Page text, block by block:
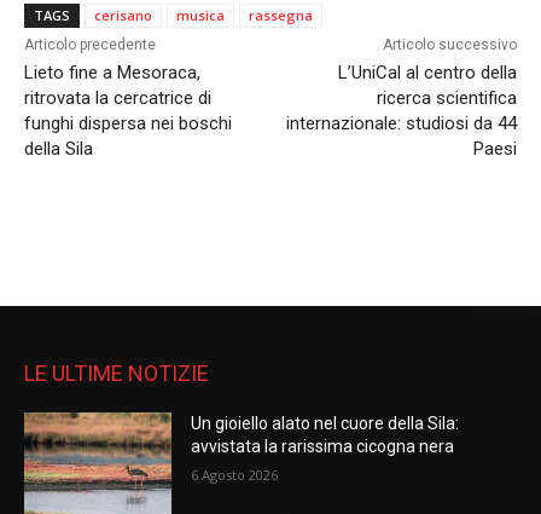
TAGS cerisano musica rassegna
Articolo precedente
Lieto fine a Mesoraca,
ritrovata la cercatrice di
funghi dispersa nei boschi
della Sila
Articolo successivo
L’UniCal al centro della
ricerca scientifica
internazionale: studiosi da 44
Paesi
LE ULTIME NOTIZIE
Un gioiello alato nel cuore della Sila:
avvistata la rarissima cicogna nera
6 Agosto 2026